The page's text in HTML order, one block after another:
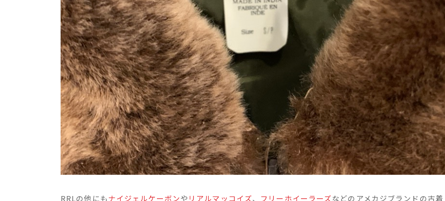
RRLの他にもナイジェルケーボンや リアルマッコイズ、 フリーホイーラーズなどのアメカジブランドの古着